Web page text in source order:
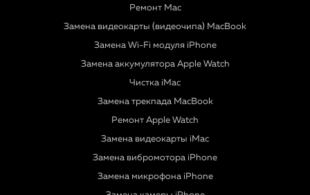
Ремонт Mac
Замена видеокарты (видеочипа) MacBook
Замена Wi-Fi модуля iPhone
Замена аккумулятора Apple Watch
Чистка iMac
Замена трекпада MacBook
Ремонт Apple Watch
Замена видеокарты iMac
Замена вибромотора iPhone
Замена микрофона iPhone